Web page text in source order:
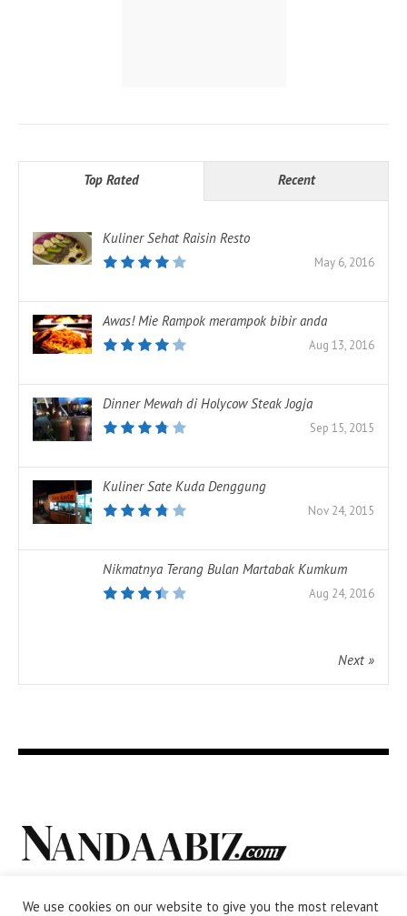
Top Rated Recent
Kuliner Sehat Raisin Resto
May 6, 2016
Awas! Mie Rampok merampok bibir anda
Aug 13, 2016
Dinner Mewah di Holycow Steak Jogja
Sep 15, 2015
Kuliner Sate Kuda Denggung
Nov 24, 2015
Nikmatnya Terang Bulan Martabak Kumkum
Aug 24, 2016
Next »
We use cookies on our website to give you the most relevant